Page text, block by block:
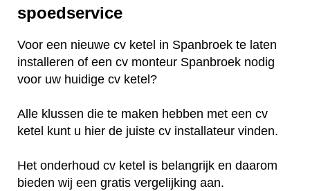
spoedservice
Voor een nieuwe cv ketel in Spanbroek te laten
installeren of een cv monteur Spanbroek nodig
voor uw huidige cv ketel?
Alle klussen die te maken hebben met een cv
ketel kunt u hier de juiste cv installateur vinden.
Het onderhoud cv ketel is belangrijk en daarom
bieden wij een gratis vergelijking aan.